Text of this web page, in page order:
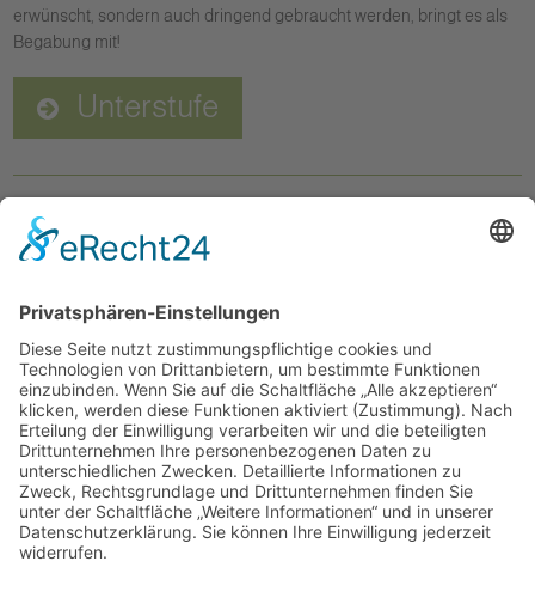
erwünscht, sondern auch dringend gebraucht werden, bringt es als
Begabung mit!
Unterstufe
Wichtige Informationen im Überblick
Die Freie Schule Glonntal ist eine private offene Ganztagsschule mit
Informationen
Freie Schule Glonntal